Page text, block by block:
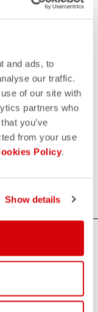
and ads, to
our traffic.
of our site with
partners who
you’ve
from your use
Policy.
Show details
brauchen, keine